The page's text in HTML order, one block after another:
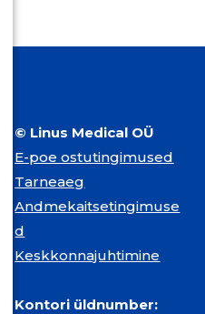
© Linus Medical OÜ
E-poe ostutingimused
Tarneaeg
Andmekaitsetingimuse
d
Keskkonnajuhtimine
Kontori üldnumber: